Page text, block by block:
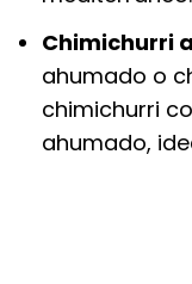
Chimichurri
ahumado o
chimichurri
ahumado,